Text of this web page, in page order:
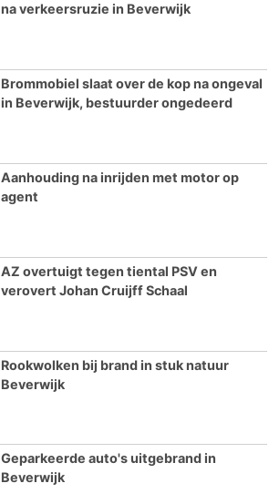
na verkeersruzie in Beverwijk
Brommobiel slaat over de kop na ongeval
in Beverwijk, bestuurder ongedeerd
Aanhouding na inrijden met motor op
agent
AZ overtuigt tegen tiental PSV en
verovert Johan Cruijff Schaal
Rookwolken bij brand in stuk natuur
Beverwijk
Geparkeerde auto's uitgebrand in
Beverwijk